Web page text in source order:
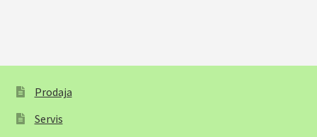
Prodaja
Servis